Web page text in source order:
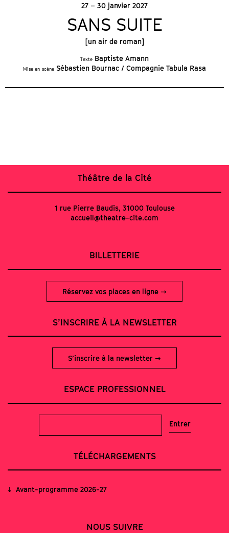
27 – 30 janvier 2027
SANS SUITE
[un air de roman]
Texte Baptiste Amann
Mise en scène Sébastien Bournac / Compagnie Tabula Rasa
Théâtre de la Cité
1 rue Pierre Baudis, 31000 Toulouse
accueil@theatre-cite.com
BILLETTERIE
Réservez vos places en ligne
S’INSCRIRE À LA NEWSLETTER
S’inscrire à la newsletter
ESPACE PROFESSIONNEL
TÉLÉCHARGEMENTS
Avant-programme 2026-27
NOUS SUIVRE